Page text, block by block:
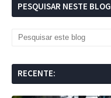
PESQUISAR NESTE BLOG
RECENTE: